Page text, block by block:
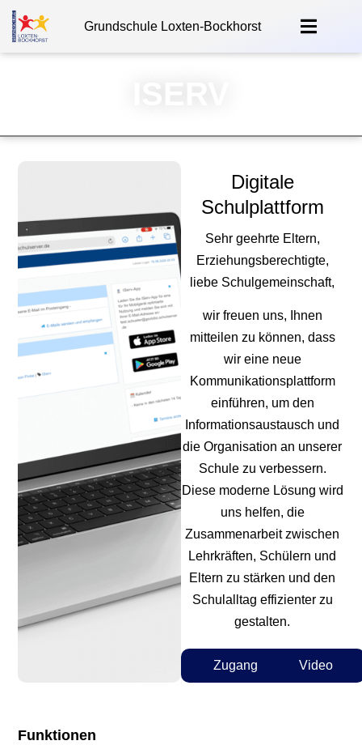
Grundschule Loxten-Bockhorst
Digitale
Schulplattform
Sehr geehrte Eltern,
Erziehungsberechtigte,
liebe Schulgemeinschaft,
wir freuen uns, Ihnen
mitteilen zu können, dass
wir eine neue
Kommunikationsplattform
einführen, um den
Informationsaustausch und
die Organisation an unserer
Schule zu verbessern.
Diese moderne Lösung wird
uns helfen, die
Zusammenarbeit zwischen
Lehrkräften, Schülern und
Eltern zu stärken und den
Schulalltag effizienter zu
gestalten.
Zugang Video
Funktionen